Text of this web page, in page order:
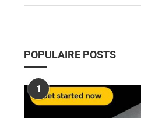
POPULAIRE POSTS
1